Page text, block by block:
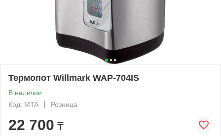
Термопот Willmark WAP-704IS
В наличии
Код: MTA
Розница
22 700 ₸